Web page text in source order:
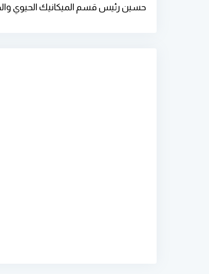
حسين رئيس قسم الميكانيك الحيوي